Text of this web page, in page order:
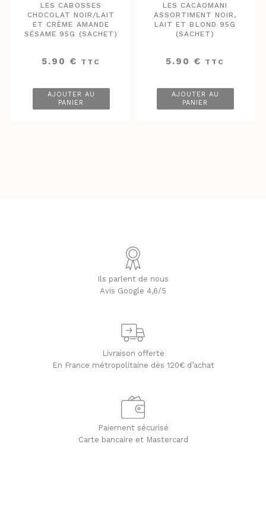
LES CABOSSES
CHOCOLAT NOIR/LAIT
ET CRÈME AMANDE
SÉSAME 95G (SACHET)
5.90 € TTC
AJOUTER AU
PANIER
LES CACAOMANI
ASSORTIMENT NOIR,
LAIT ET BLOND 95G
(SACHET)
5.90 € TTC
AJOUTER AU
PANIER
Ils parlent de nous
Avis Google 4,6/5
Livraison offerte
En France métropolitaine dès 120€ d’achat
Paiement sécurisé
Carte bancaire et Mastercard